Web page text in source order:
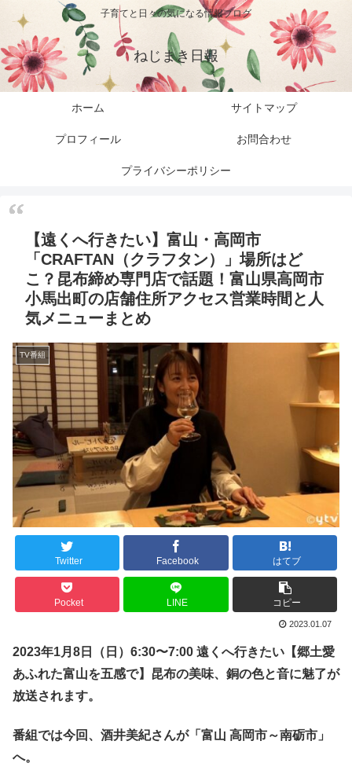
子育てと日々の気になる情報ブログ
ねじまき日報
ホーム サイトマップ
プロフィール お問合わせ
プライバシーポリシー
【遠くへ行きたい】富山・高岡市
「CRAFTAN（クラフタン）」場所はど
こ？昆布締め専門店で話題！富山県高岡市
小馬出町の店舗住所アクセス営業時間と人
気メニューまとめ
TV番組
Twitter Facebook はてブ
Pocket LINE コピー
2023.01.07
2023年1月8日（ 日 ） 6:30〜7:00 遠くへ行きたい【郷土愛
あふれた富山を五感で】昆布の美味、銅の色と音に魅了が
放送されます。
番組では今回、酒井美紀さんが「富山 高岡市～南砺市」
へ。